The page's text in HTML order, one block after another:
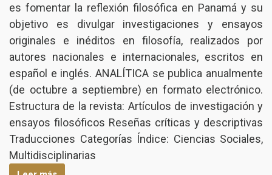
es fomentar la reflexión filosófica en Panamá y su
objetivo es divulgar investigaciones y ensayos
originales e inéditos en filosofía, realizados por
autores nacionales e internacionales, escritos en
español e inglés. ANALÍTICA se publica anualmente
(de octubre a septiembre) en formato electrónico.
Estructura de la revista: Artículos de investigación y
ensayos filosóficos Reseñas críticas y descriptivas
Traducciones Categorías Índice: Ciencias Sociales,
Multidisciplinarias